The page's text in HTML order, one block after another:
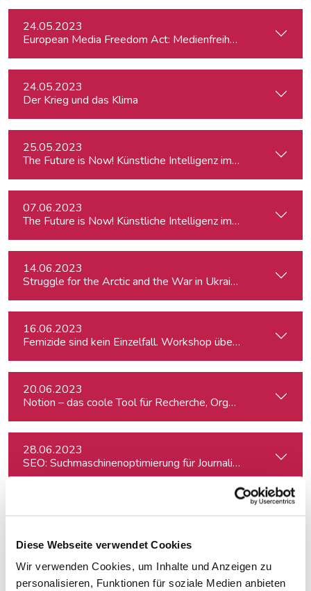
Diese Webseite verwendet Cookies
Wir verwenden Cookies, um Inhalte und Anzeigen zu
personalisieren, Funktionen für soziale Medien anbieten
24.05.2023
European Media Freedom Act: Medienfreiheit in
24.05.2023
Der Krieg und das Klima
25.05.2023
The Future is Now! Künstliche Intelligenz im Journalismus:
07.06.2023
The Future is Now! Künstliche Intelligenz im Journalismus:
14.06.2023
Struggle for the Arctic and the War in Ukraine
16.06.2023
Femizide sind kein Einzelfall. Workshop über sensible
20.06.2023
Notion – das coole Tool für Recherche, Organisation &
28.06.2023
SEO: Suchmaschinenoptimierung für Journalist:innen
21.09.2023
Effizienz & Kreativität im Journalismus mit KI